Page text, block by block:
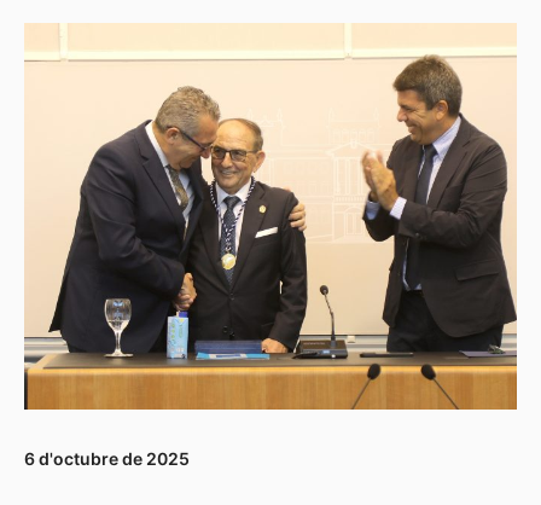
6 d'octubre de 2025